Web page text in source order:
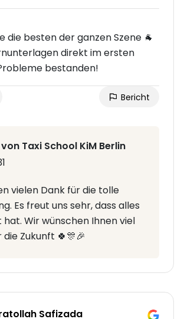
die besten der ganzen Szene 🐐
direkt im ersten
bestanden!
Bericht
Taxi School KiM Berlin
vielen Dank für die tolle
Es freut uns sehr, dass alles
Wir wünschen Ihnen viel
Zukunft 🍀🎊🎉
Safizada